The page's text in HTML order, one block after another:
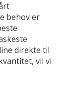
behov er
direkte til
vil vi